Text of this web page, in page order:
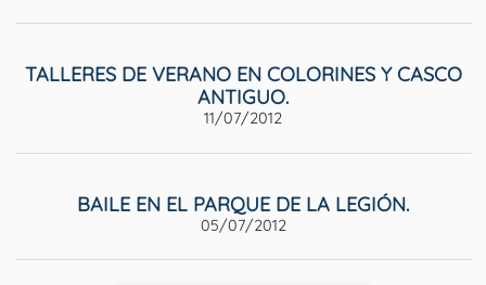
TALLERES DE VERANO EN COLORINES Y CASCO
ANTIGUO.
11/07/2012
BAILE EN EL PARQUE DE LA LEGIÓN.
05/07/2012